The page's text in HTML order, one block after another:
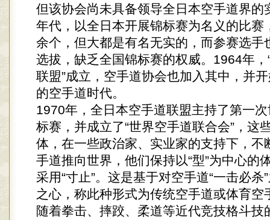
但该协会尚未具备领导全日本空手道界的
年代，以全日本开展锦标赛为名义的比赛
余个，但大都是有名无实的，而参赛选手
选拔，缺乏全国锦标赛的权威。1964年，
联盟”成立，空手道协会也加入其中，并开
的空手道时代。
1970年，全日本空手道联盟主持了第一
标赛，并成立了“世界空手道联合会”，这
体，在一些政治家、实业家的支持下，不
手道推向世界，他们保持以“型”为中心的
采用“寸止”。这是基于对空手道“一击必杀
之心，称此种形式为传统空手道或体育空
随着拳击、摔跤、柔道等近代竞技格斗技